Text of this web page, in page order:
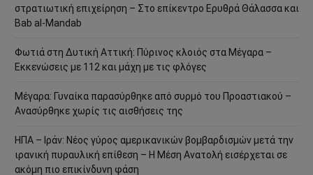
στρατιωτική επιχείρηση – Στο επίκεντρο Ερυθρά Θάλασσα και
Bab al-Mandab
Φωτιά στη Δυτική Αττική: Πύρινος κλοιός στα Μέγαρα –
Εκκενώσεις με 112 και μάχη με τις φλόγες
Μέγαρα: Γυναίκα παρασύρθηκε από συρμό του Προαστιακού –
Ανασύρθηκε χωρίς τις αισθήσεις της
ΗΠΑ – Ιράν: Νέος γύρος αμερικανικών βομβαρδισμών μετά την
ιρανική πυραυλική επίθεση – Η Μέση Ανατολή εισέρχεται σε
ακόμη πιο επικίνδυνη φάση